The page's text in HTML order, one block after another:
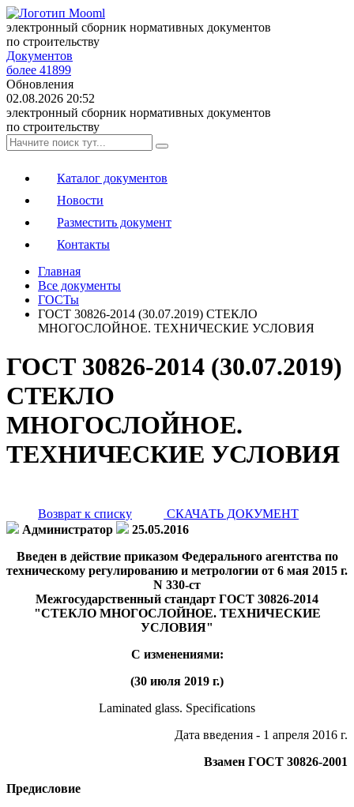
электронный сборник нормативных документов
по строительству
Документов
более 41899
Обновления
02.08.2026 20:52
электронный сборник нормативных документов
по строительству
Каталог документов
Новости
Разместить документ
Контакты
Главная
Все документы
ГОСТы
ГОСТ 30826-2014 (30.07.2019) СТЕКЛО
МНОГОСЛОЙНОЕ. ТЕХНИЧЕСКИЕ УСЛОВИЯ
ГОСТ 30826-2014 (30.07.2019)
СТЕКЛО
МНОГОСЛОЙНОЕ.
ТЕХНИЧЕСКИЕ УСЛОВИЯ
Возврат к списку
СКАЧАТЬ ДОКУМЕНТ
Администратор
25.05.2016
Введен в действие приказом Федерального агентства по
техническому регулированию и метрологии от 6 мая 2015 г.
N 330-ст
Межгосударственный стандарт ГОСТ 30826-2014
"СТЕКЛО МНОГОСЛОЙНОЕ. ТЕХНИЧЕСКИЕ
УСЛОВИЯ"
С изменениями:
(30 июля 2019 г.)
Laminated glass. Specifications
Дата введения - 1 апреля 2016 г.
Взамен ГОСТ 30826-2001
Предисловие